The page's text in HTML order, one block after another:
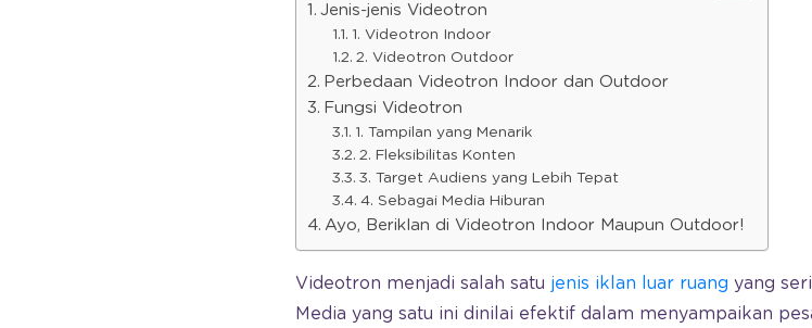
Jenis-jenis Videotron
1. Videotron Indoor
2. Videotron Outdoor
Perbedaan Videotron Indoor dan Outdoor
Fungsi Videotron
1. Tampilan yang Menarik
2. Fleksibilitas Konten
3. Target Audiens yang Lebih Tepat
4. Sebagai Media Hiburan
Ayo, Beriklan di Videotron Indoor Maupun Outdoor!
Videotron menjadi salah satu jenis iklan luar ruang yang
Media yang satu ini dinilai efektif dalam menyampaikan